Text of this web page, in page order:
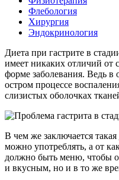
Флебология
Хирургия
Эндокринология
Диета при гастрите в
имеет никаких отличий от
форме заболевания. Ведь в
остром процессе
слизистых оболочках
В чем же заключается
можно употреблять, а от
должно быть меню, чтобы
и вкусным, но и в то же